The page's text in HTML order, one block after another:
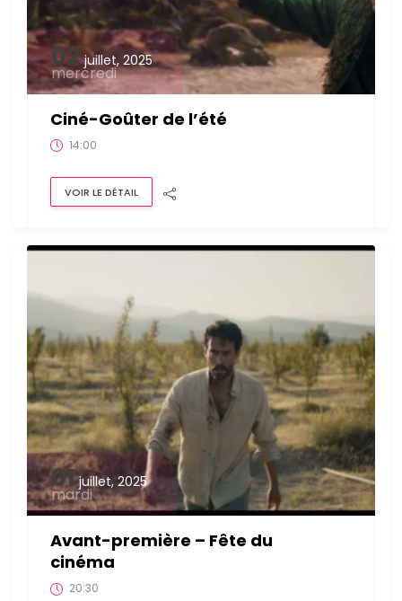
02 juillet, 2025
mercredi
Ciné-Goûter de l’été
14:00
VOIR LE DÉTAIL
01 juillet, 2025
mardi
Avant-première – Fête du
cinéma
20:30